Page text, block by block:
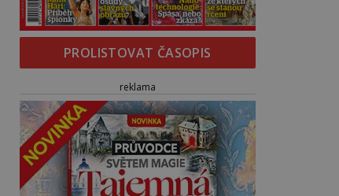
PROLISTOVAT ČASOPIS
reklama